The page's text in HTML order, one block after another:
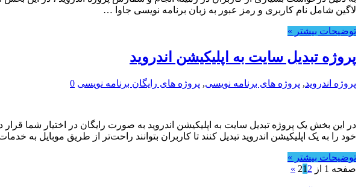
لاگین شامل نام کاربری و رمز عبور به زبان برنامه نویسی جاوا …
توضیحات بیشتر »
پروژه تبدیل سایت به اپلیکیشن اندروید
پروژه اندروید, پروژه های برنامه نویسی, پروژه های رایگان برنامه نویسی 0
در این بخش یک پروژه تبدیل سایت به اپلیکیشن اندروید به صورت رایگان در اختیار شما
خود را به یک اپلیکیشن اندروید تبدیل کنند تا کاربران بتوانند راحت‌تر از طریق موبایل به
توضیحات بیشتر »
صفحه 1 از 2
1 2
»